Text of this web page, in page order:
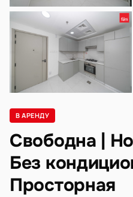
В АРЕНДУ
Свободна |
Без
Просторная